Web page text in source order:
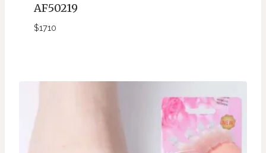
AF50219
$1710